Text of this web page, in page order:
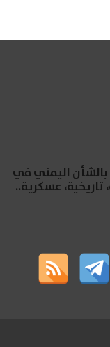
اليمني في
تاريخية، عسكرية..